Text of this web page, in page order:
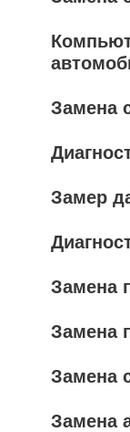
Замена
Замер
Замена
Замена
Замена
Замена